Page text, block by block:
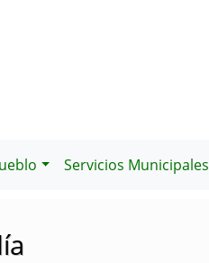
Servicios Municipales